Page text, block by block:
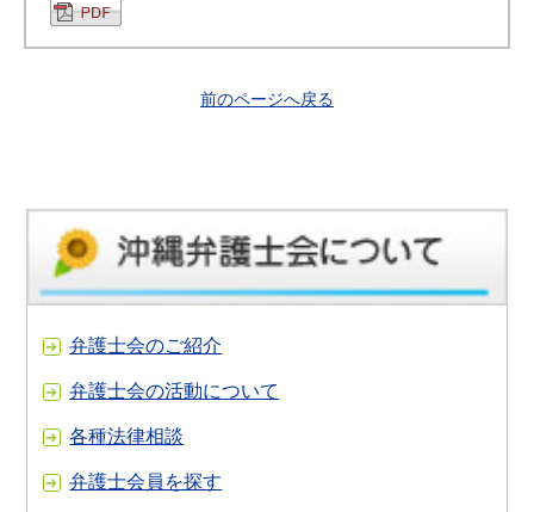
前のページへ戻る
弁護士会のご紹介
弁護士会の活動について
各種法律相談
弁護士会員を探す